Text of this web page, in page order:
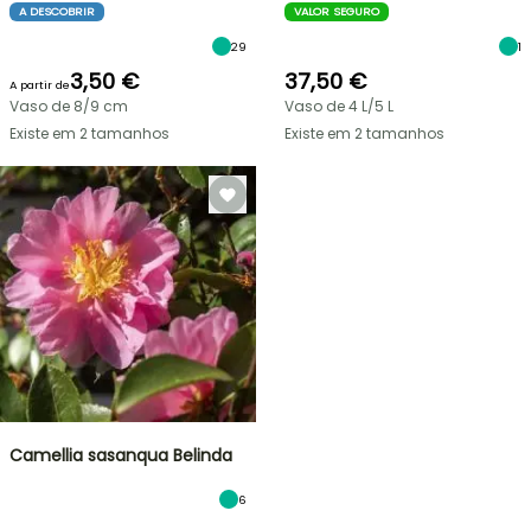
A DESCOBRIR
29
A partir de3,50 €
Vaso de 8/9 cm
Existe em 2 tamanhos
VALOR SEGURO
1
37,50 €
Vaso de 4 L/5 L
Existe em 2 tamanhos
Camellia sasanqua Belinda
6